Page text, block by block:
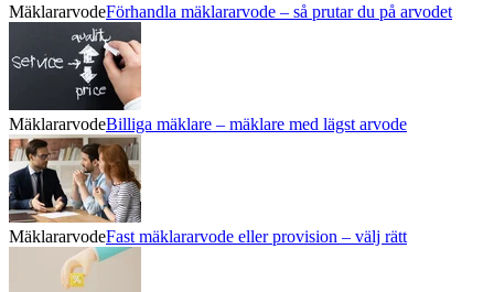
MäklararvodeFörhandla mäklararvode – så prutar du på arvodet
MäklararvodeBilliga mäklare – mäklare med lägst arvode
MäklararvodeFast mäklararvode eller provision – välj rätt